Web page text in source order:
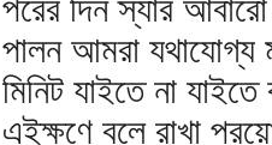
পরের দিন স্যার
পালন আমরা যথাযোগ্য
মিনিট যাইতে না
এইক্ষণে বলে রাখা